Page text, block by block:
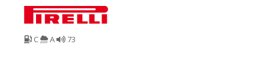
C A 73